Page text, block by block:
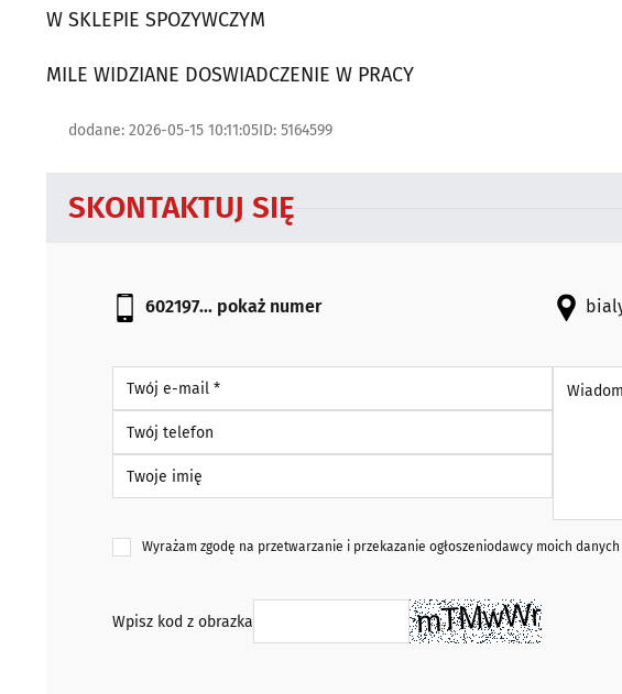
W SKLEPIE SPOZYWCZYM
MILE WIDZIANE DOSWIADCZENIE W PRACY
dodane: 2026-05-15 10:11:05ID: 5164599
SKONTAKTUJ SIĘ
602197... pokaż numer
Wyrażam zgodę na przetwarzanie i przekazanie ogłoszeniodawcy moich
Wpisz kod z obrazka